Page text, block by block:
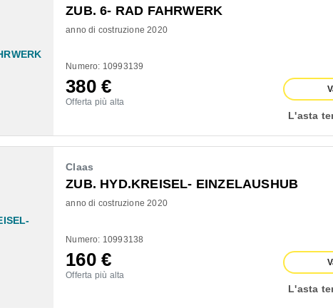
ZUB. 6- RAD FAHRWERK
anno di costruzione 2020
Numero: 10993139
380 €
Offerta più alta
L'asta
Claas
ZUB. HYD.KREISEL- EINZELAUSHUB
anno di costruzione 2020
Numero: 10993138
160 €
Offerta più alta
L'asta